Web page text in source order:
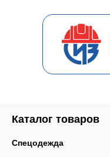
Каталог товаров
Спецодежда